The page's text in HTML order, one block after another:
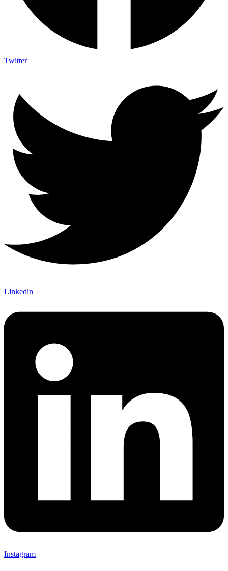
Twitter
Linkedin
Instagram